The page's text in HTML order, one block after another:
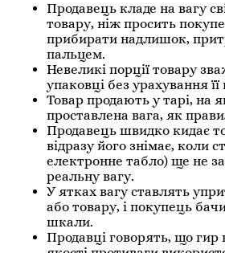
Продавець кладе на вагу
товару, ніж просить
прибирати надлишок,
пальцем.
Невеликі порції товару
упаковці без урахування її
Товар продають у тарі, на
проставлена вага, як
Продавець швидко кидає
відразу його знімає, коли
електронне табло) ще не
реальну вагу.
У ятках вагу ставлять
або товару, і покупець
шкали.
Продавці говорять, що гир